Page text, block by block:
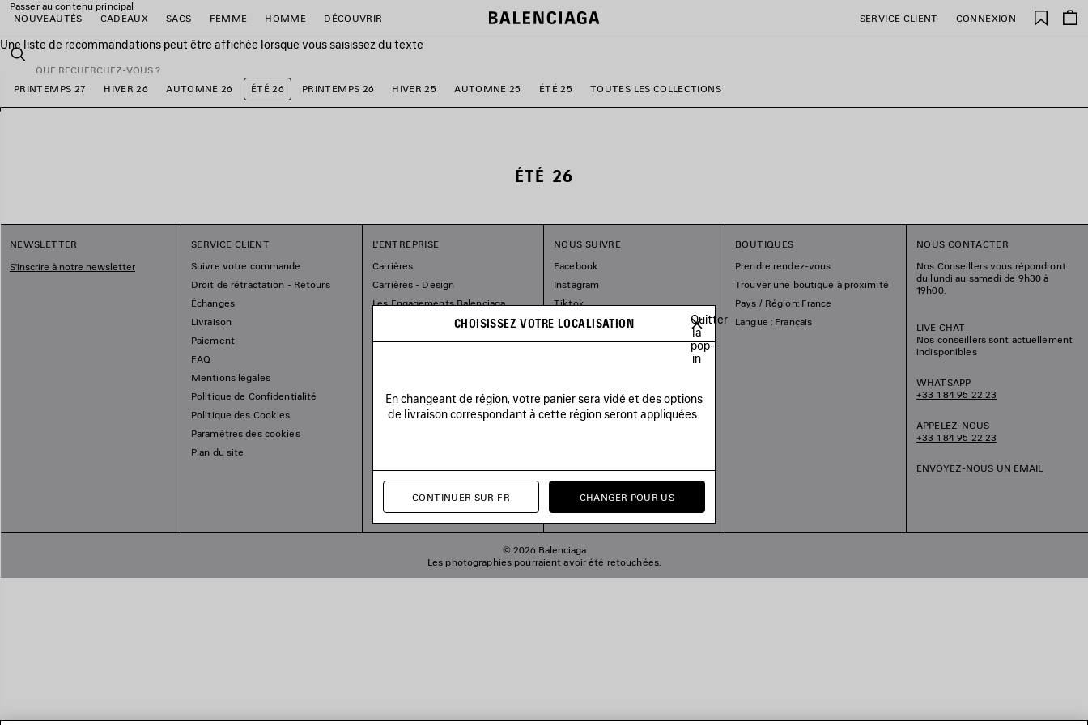
Passer au contenu principal
NOUVEAUTÉS
CADEAUX SACS FEMME HOMME DÉCOUVRIR SERVICE CLIENT CONNEXION
Une liste de recommandations peut être affichée lorsque vous saisissez du texte
Rechercher
fermer la bannière
PRINTEMPS 27 HIVER 26 AUTOMNE 26 ÉTÉ 26 PRINTEMPS 26 HIVER 25 AUTOMNE 25 ÉTÉ 25 TOUTES LES COLLECTIONS
ÉTÉ 26
NEWSLETTER
S'inscrire à notre newsletter
SERVICE CLIENT
Suivre votre commande
Droit de rétractation - Retours
Échanges
Livraison
Paiement
FAQ
Mentions légales
Politique de Confidentialité
Politique des Cookies
Paramètres des cookies
Plan du site
L'ENTREPRISE
Carrières
Carrières - Design
Les Engagements Balenciaga
NOUS SUIVRE
Facebook
Instagram
Tiktok
Pinterest
Linkedin
BOUTIQUES
Prendre rendez-vous
Trouver une boutique à proximité
Pays / Région: France
Langue : Français
NOUS CONTACTER
Nos Conseillers vous répondront
du lundi au samedi de 9h30 à
19h00.
LIVE CHAT
Nos conseillers sont actuellement
indisponibles
WHATSAPP
+33 1 84 95 22 23
APPELEZ-NOUS
+33 1 84 95 22 23
ENVOYEZ-NOUS UN EMAIL
© 2026 Balenciaga
Les photographies pourraient avoir été retouchées.
CHOISISSEZ VOTRE LOCALISATION
Quitter
la
pop-
in
En changeant de région, votre panier sera vidé et des options
de livraison correspondant à cette région seront appliquées.
CONTINUER SUR FR CHANGER POUR US